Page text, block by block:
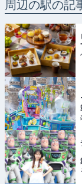
周辺の駅の記